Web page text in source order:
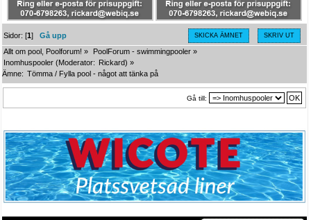
SKICKA ÄMNET SKRIV UT
Sidor: [1]Gå upp
Allt om pool, Poolforum! » PoolForum - swimmingpooler »
Inomhuspooler (Moderator: Rickard) »
Ämne: Tömma / Fylla pool - något att tänka på
Gå till: